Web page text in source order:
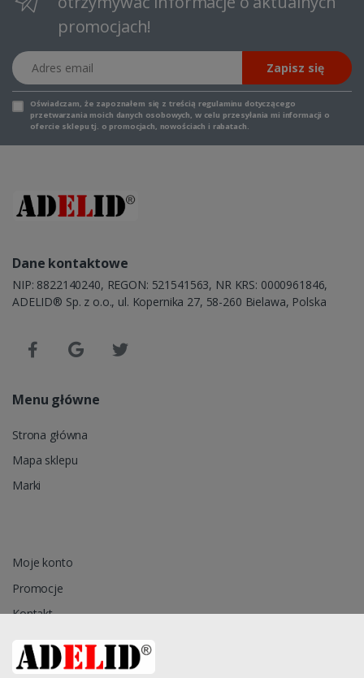
promocjach!
Adres email
Zapisz się
Oświadczam, że zapoznałem się z treścią regulaminu dotyczącego
przetwarzania moich danych osobowych, w celu przesyłania mi informacji o
ofercie sklepu tj. o promocjach, nowościach i rabatach.
Dane kontaktowe
NIP: 8822140240, REGON: 521541563, NR KRS: 0000961846,
ADELID® Sp. z o.o., ul. Kopernika 27, 58-260 Bielawa, Polska
Menu główne
Strona główna
Mapa sklepu
Marki
Moje konto
Promocje
Kontakt